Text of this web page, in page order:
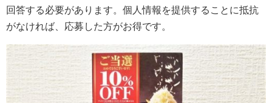
回答する必要があります。個人情報を提供することに抵抗
がなければ、応募した方がお得です。